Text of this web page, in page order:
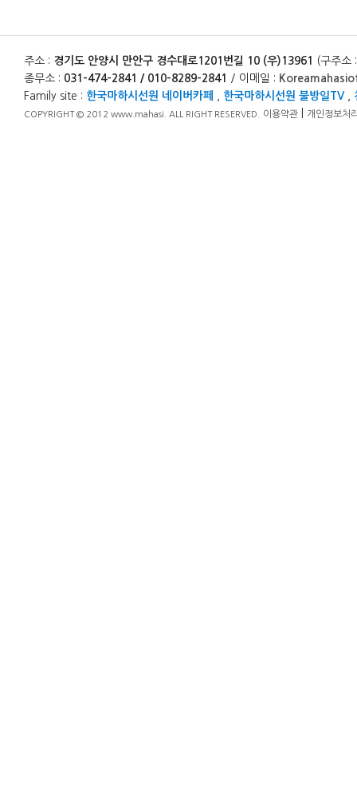
주소 : 경기도 안양시 만안구 경수대로1201번길 10 (우)13961
(구주소
종무소 : 031-474-2841 / 010-8289-2841 / 이메일 :
Family site : 한국마하시선원 네이버카페 한국마하시선원 불방일TV
COPYRIGHT © 2012 www.mahasi. ALL RIGHT RESERVED. 이용약관 개인정보처